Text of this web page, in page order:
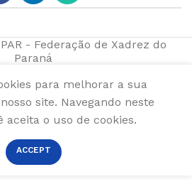
- Federação de Xadrez do
Paraná
para melhorar a sua
site. Navegando neste
aceita o uso de cookies.
ACCEPT